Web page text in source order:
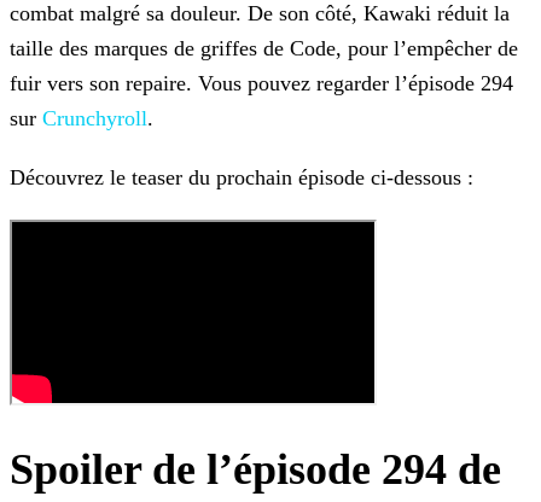
combat malgré sa douleur. De son côté, Kawaki réduit la
taille des marques de griffes de Code, pour l’empêcher de
fuir vers son repaire. Vous pouvez regarder l’épisode 294
sur Crunchyroll.
Découvrez le teaser du prochain épisode ci-dessous :
Spoiler de l’épisode 294 de